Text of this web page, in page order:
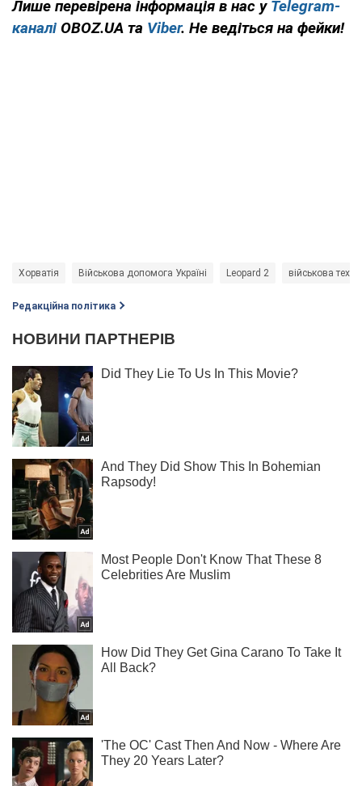
Лише перевірена інформація в нас у Telegram-
каналі OBOZ.UA та Viber. Не ведіться на фейки!
Хорватія Військова допомога Україні Leopard 2 військова
Редакційна політика